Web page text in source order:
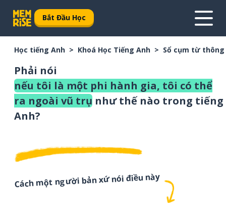
Bắt Đầu Học
Học tiếng Anh Khoá Học Tiếng Anh Sổ cụm từ
Phải nói
nếu tôi là một phi hành gia, tôi có thể
ra ngoài vũ trụ như thế nào trong tiếng
Anh?
Cách một người bản xứ nói điều này